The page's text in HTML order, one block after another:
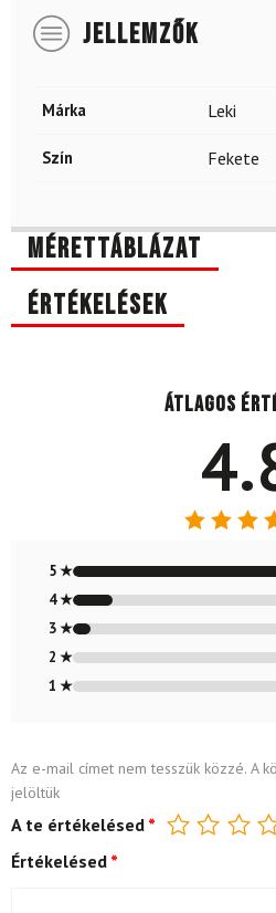
JELLEMZŐK
Márka Leki
Szín Fekete
Mérettáblázat
Értékelések
Átlagos
4.79/
5 ★
4 ★
3 ★
2 ★
1 ★
Az e-mail címet nem tesszük közzé. A
jelöltük
A te értékelésed *
Értékelésed *